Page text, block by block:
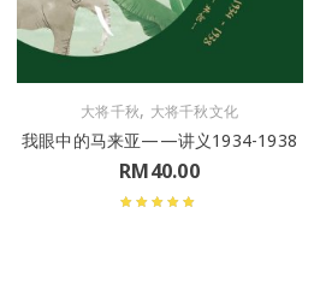
大将千秋, 大将千秋文化
我眼中的马来亚——讲义1934-1938
RM40.00